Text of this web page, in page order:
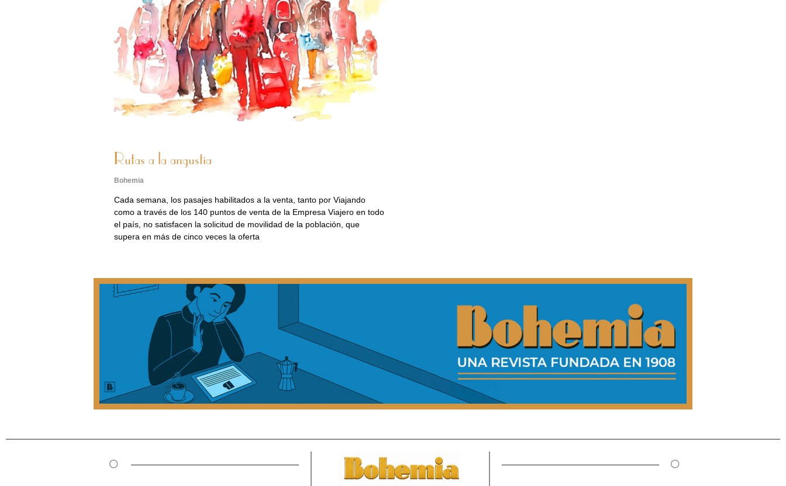
Rutas a la angustia
Bohemia
Cada semana, los pasajes habilitados a la venta, tanto por Viajando
como a través de los 140 puntos de venta de la Empresa Viajero en todo
el país, no satisfacen la solicitud de movilidad de la población, que
supera en más de cinco veces la oferta